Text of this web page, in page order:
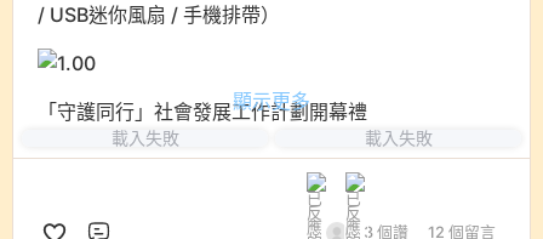
/ USB迷你風扇 / 手機排帶）
「守護同行」社會發展工作計劃開幕禮
照顧者 養生・護航 分享會💞
❇️照顧者點樣可以輕鬆D？
顯示更多
載入失敗 載入失敗
3 個讚 12 個留言